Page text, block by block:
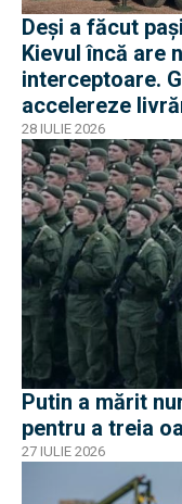
Deși a făcut
Kievul încă are
interceptoare.
accelereze
28 IULIE 2026
Putin a mărit
pentru a treia
27 IULIE 2026